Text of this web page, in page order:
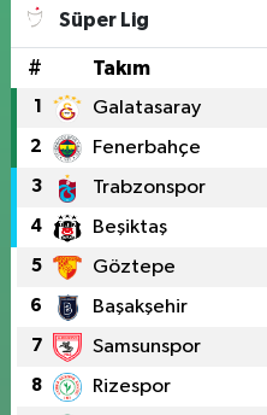
Süper Lig
# Takım
1 Galatasaray
2 Fenerbahçe
3 Trabzonspor
4 Beşiktaş
5 Göztepe
6 Başakşehir
7 Samsunspor
8 Rizespor